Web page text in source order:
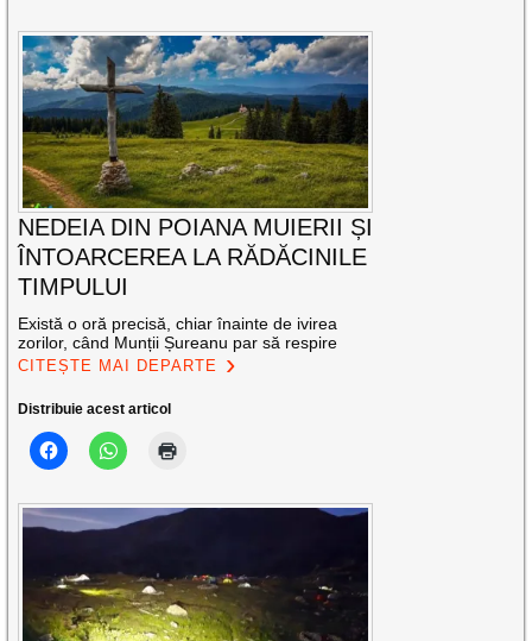
NEDEIA DIN POIANA MUIERII ȘI
ÎNTOARCEREA LA RĂDĂCINILE
TIMPULUI
Există o oră precisă, chiar înainte de ivirea
zorilor, când Munții Șureanu par să respire
CITEȘTE MAI DEPARTE
Distribuie acest articol